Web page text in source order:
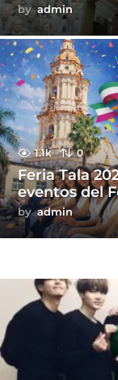
by admin
1.1k 0
Feria Tala
eventos del
by admin